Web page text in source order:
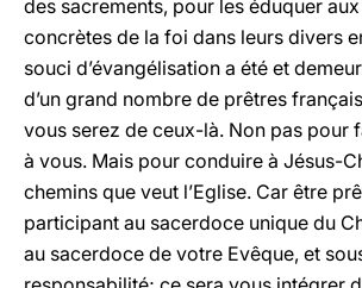
des sacrements, pour les éduquer
concrètes de la foi dans leurs divers
souci d’évangélisation a été et
d’un grand nombre de prêtres
vous serez de ceux-là. Non pas
à vous. Mais pour conduire à Jésus-
chemins que veut l’Eglise. Car être
participant au sacerdoce unique du
au sacerdoce de votre Evêque, et